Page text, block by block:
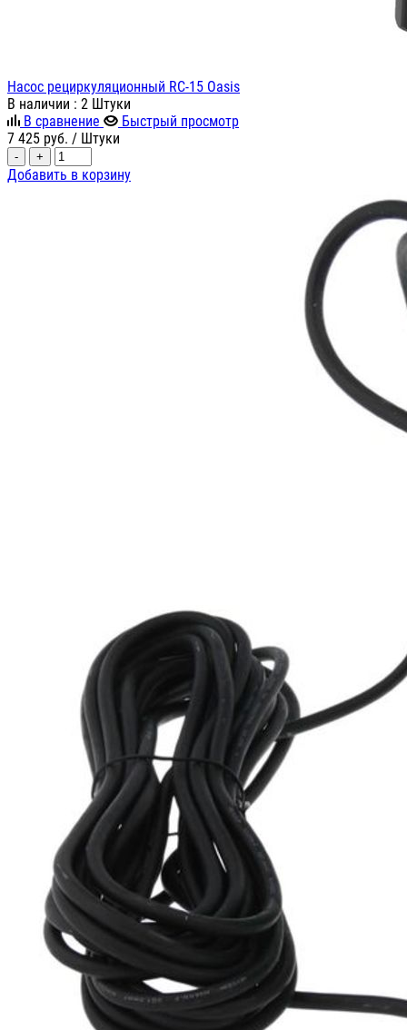
Насос рециркуляционный RC-15 Oasis
В наличии : 2 Штуки
В сравнение
Быстрый просмотр
7 425 руб. / Штуки
- +
Добавить в корзину